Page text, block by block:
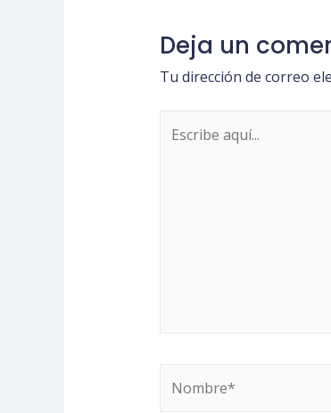
Deja un
Tu dirección de correo
aquí...